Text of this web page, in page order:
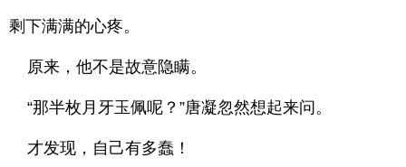
剩下满满的心疼。
原来，他不是故意隐瞒。
“那半枚月牙玉佩呢？”唐凝忽然想起来问。
才发现，自己有多蠢！